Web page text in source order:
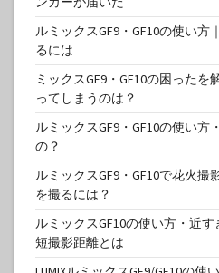
ルミックスGF9・GF10の使い
るには
ミックスGF9・GF10の困った
ってしまうのは？
ルミックスGF9・GF10の使い
の？
ルミックスGF9・GF10で花火
を撮るには？
ルミックスGF10の使い方・近
短撮影距離とは